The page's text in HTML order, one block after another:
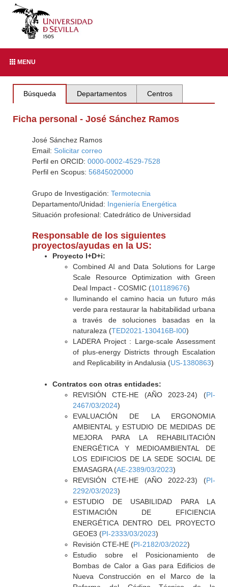
MENU
Búsqueda Departamentos Centros
Ficha personal - José Sánchez Ramos
José Sánchez Ramos
Email: Solicitar correo
Perfil en ORCID: 0000-0002-4529-7528
Perfil en Scopus: 56845020000
Grupo de Investigación: Termotecnia
Departamento/Unidad: Ingeniería Energética
Situación profesional: Catedrático de Universidad
Responsable de los siguientes
proyectos/ayudas en la US:
Proyecto I+D+i:
Combined AI and Data Solutions for Large
Scale Resource Optimization with Green
Deal Impact - COSMIC (101189676)
Iluminando el camino hacia un futuro más
verde para restaurar la habitabilidad urbana
a través de soluciones basadas en la
naturaleza (TED2021-130416B-I00)
LADERA Project : Large-scale Assessment
of plus-energy Districts through Escalation
and Replicability in Andalusia (US-1380863)
Contratos con otras entidades:
REVISIÓN CTE-HE (AÑO 2023-24) (PI-
2467/03/2024)
EVALUACIÓN DE LA ERGONOMIA
AMBIENTAL y ESTUDIO DE MEDIDAS DE
MEJORA PARA LA REHABILITACIÓN
ENERGÉTICA Y MEDIOAMBIENTAL DE
LOS EDIFICIOS DE LA SEDE SOCIAL DE
EMASAGRA (AE-2389/03/2023)
REVISIÓN CTE-HE (AÑO 2022-23) (PI-
2292/03/2023)
ESTUDIO DE USABILIDAD PARA LA
ESTIMACIÓN DE EFICIENCIA
ENERGÉTICA DENTRO DEL PROYECTO
GEOE3 (PI-2333/03/2023)
Revisión CTE-HE (PI-2182/03/2022)
Estudio sobre el Posicionamiento de
Bombas de Calor a Gas para Edificios de
Nueva Construcción en el Marco de la